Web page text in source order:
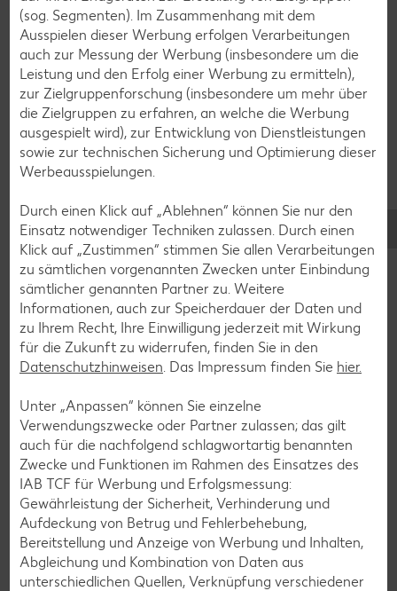
Erdbeer-Rezepte
Blaubeer-Rezepte
Bananen-Rezepte
Zurück zu allen Rezepten
Glutenfreie Rezepte
Wer auf Gluten verzichtet, muss nicht automatisch auf
Vielfalt und Geschmack verzichten. Ob süß oder herzhaft –
mit unseren glutenfreien Rezepten zauberst du dir Gerichte,
die nicht nur verträglich, sondern auch richtig lecker sind.
(sog. Segmenten). Im Zusammenhang mit dem
Ausspielen dieser Werbung erfolgen Verarbeitungen
auch zur Messung der Werbung (insbesondere um die
Leistung und den Erfolg einer Werbung zu ermitteln),
zur Zielgruppenforschung (insbesondere um mehr über
die Zielgruppen zu erfahren, an welche die Werbung
ausgespielt wird), zur Entwicklung von Dienstleistungen
sowie zur technischen Sicherung und Optimierung dieser
Werbeausspielungen.
Durch einen Klick auf „Ablehnen“ können Sie nur den
Einsatz notwendiger Techniken zulassen. Durch einen
Klick auf „Zustimmen“ stimmen Sie allen Verarbeitungen
zu sämtlichen vorgenannten Zwecken unter Einbindung
sämtlicher genannten Partner zu. Weitere
Informationen, auch zur Speicherdauer der Daten und
zu Ihrem Recht, Ihre Einwilligung jederzeit mit Wirkung
für die Zukunft zu widerrufen, finden Sie in den
Datenschutzhinweisen . Das Impressum finden Sie hier.
Unter „Anpassen“ können Sie einzelne
Verwendungszwecke oder Partner zulassen; das gilt
auch für die nachfolgend schlagwortartig benannten
Zwecke und Funktionen im Rahmen des Einsatzes des
IAB TCF für Werbung und Erfolgsmessung:
Gewährleistung der Sicherheit, Verhinderung und
Aufdeckung von Betrug und Fehlerbehebung,
Bereitstellung und Anzeige von Werbung und Inhalten,
Abgleichung und Kombination von Daten aus
unterschiedlichen Quellen, Verknüpfung verschiedener